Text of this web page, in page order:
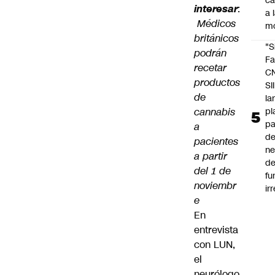
interesar:
Médicos
británicos
podrán
recetar
productos
de
cannabis
a
pacientes
a partir
del 1 de
noviembr
e
En
entrevista
con LUN,
el
a
SII
de